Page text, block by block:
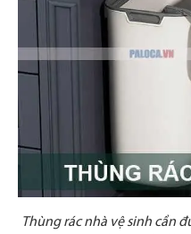
Thùng rác nhà vệ sinh cần